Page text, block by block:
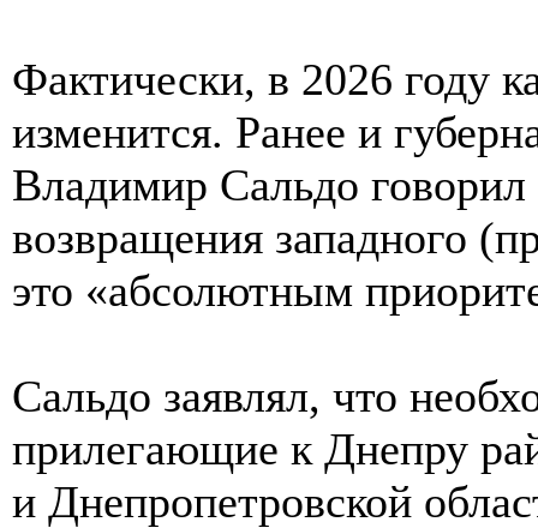
Фактически, в 2026 году
изменится. Ранее и
Владимир Сальдо
возвращения западного
это «абсолютным
Сальдо заявлял, что
прилегающие к Днепру
и Днепропетровской